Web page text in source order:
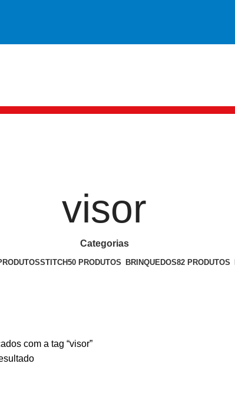
visor
Categorias
STITCH50 PRODUTOS BRINQUEDOS82 PRODUTOS
com a tag “visor”